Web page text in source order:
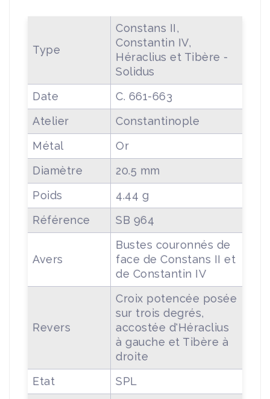
Type
Constans II,
Constantin IV,
Héraclius et Tibère -
Solidus
Date
C. 661-663
Atelier
Constantinople
Métal
Or
Diamètre
20.5 mm
Poids
4.44 g
Référence
SB 964
Avers
Bustes couronnés de
face de Constans II et
de Constantin IV
Revers
Croix potencée posée
sur trois degrés,
accostée d'Héraclius
à gauche et Tibère à
droite
Etat
SPL